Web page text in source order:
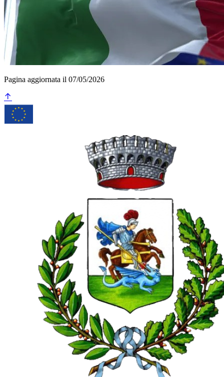
Pagina aggiornata il 07/05/2026